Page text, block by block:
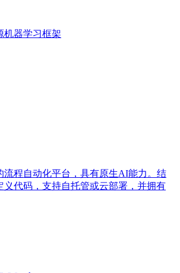
机器学习框架
流程自动化平台，具有原生AI能力。结
义代码，支持自托管或云部署，并拥有